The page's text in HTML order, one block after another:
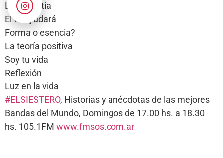
La angustia
El te ayudará
Forma o esencia?
La teoría positiva
Soy tu vida
Reflexión
Luz en la vida
#ELSIESTERO, Historias y anécdotas de las mejores
Bandas del Mundo, Domingos de 17.00 hs. a 18.30
hs. 105.1FM www.fmsos.com.ar